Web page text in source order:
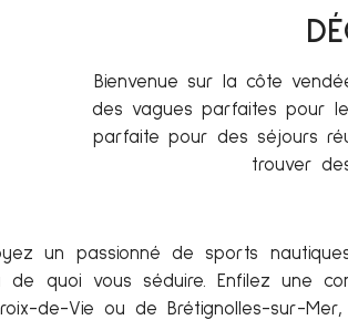
Bienvenue sur la côte
des vagues parfaites pour
parfaite pour des séjours
trouver
un passionné de sports
de quoi vous séduire. Enfilez une
de-Vie ou de Brétignolles-sur-